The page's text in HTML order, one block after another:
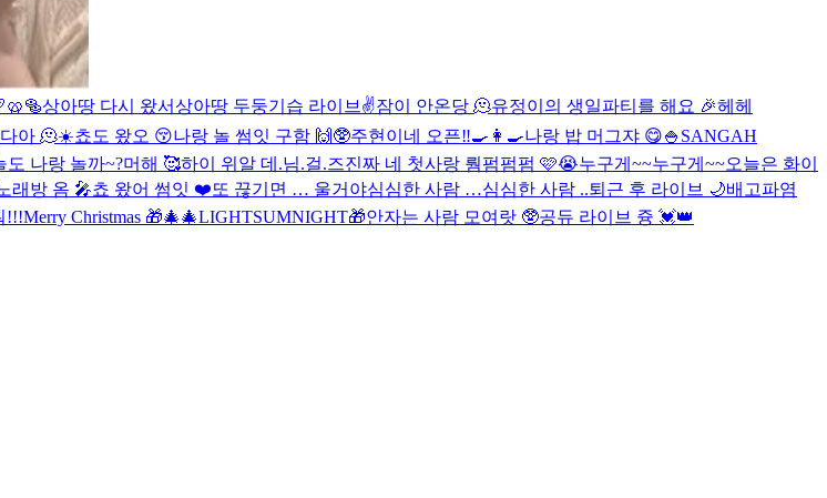
상아땅 다시 왔서상아땅 두둥기습 라이브✌️잠이 안온당 🫠유정이의 생일파티를 해요 🎉헤헤
아 🫠☀️쵸도 왔오 😚나랑 놀 썸잇 구함 🙌🥸주현이네 오픈‼️🍳👩‍🍳나랑 밥 머그쟈 😋🍚 SANGAH
도 나랑 놀까~?머해 🥰하이 위알 데.님.걸.즈진짜 네 첫사랑 뤔펌펌펌 🩷😭누구게~~누구게~~오늘은 화이
래방 옴 🎤쵸 왔어 썸잇 ❤️또 끊기면 … 울거야심심한 사람 …심심한 사람 ..퇴근 후 라이브 🌙배고파염
!!!Merry Christmas 🎁🎄🎄LIGHTSUMNIGHT🎁안자는 사람 모여랏 🥸공듀 라이브 즁 💓👑